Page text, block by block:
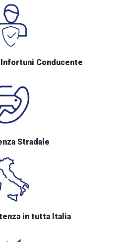
Conducente
Stradale
in tutta Italia